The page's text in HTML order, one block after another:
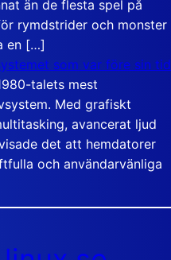
än de flesta spel på
rymdstrider och monster
en […]
som var före sin tid
talets mest
Med grafiskt
avancerat ljud
det att hemdatorer
och användarvänliga